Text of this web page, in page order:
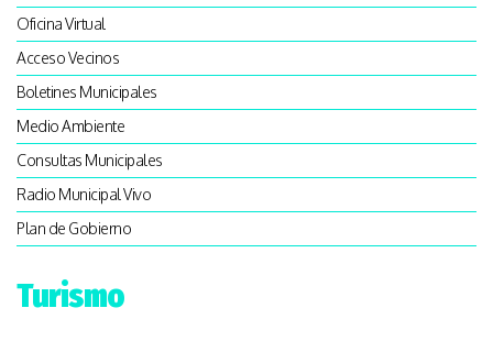
Oficina Virtual
Acceso Vecinos
Boletines Municipales
Medio Ambiente
Consultas Municipales
Radio Municipal Vivo
Plan de Gobierno
Turismo